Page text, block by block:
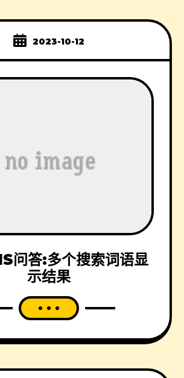
2023-10-12
问答:多个搜索词语显
示结果